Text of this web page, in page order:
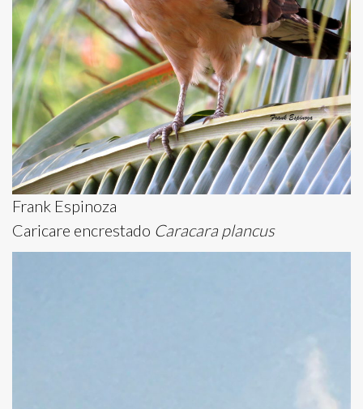
Frank Espinoza
Caricare encrestado Caracara plancus